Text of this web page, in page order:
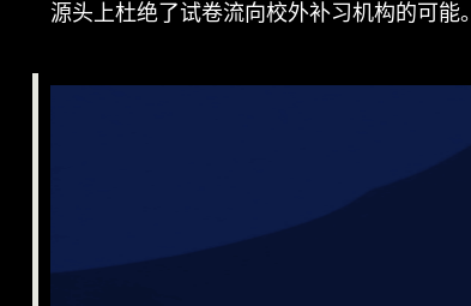
源头上杜绝了试卷流向校外补习机构的可能。